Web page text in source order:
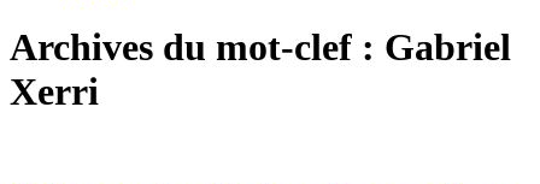
Archives du mot-clef : Gabriel
Xerri